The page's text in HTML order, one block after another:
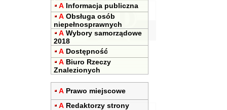
A Informacja publiczna
A Obsługa osób
niepełnosprawnych
A Wybory samorządowe
2018
A Dostępność
A Biuro Rzeczy
Znalezionych
A Prawo miejscowe
A Redaktorzy strony